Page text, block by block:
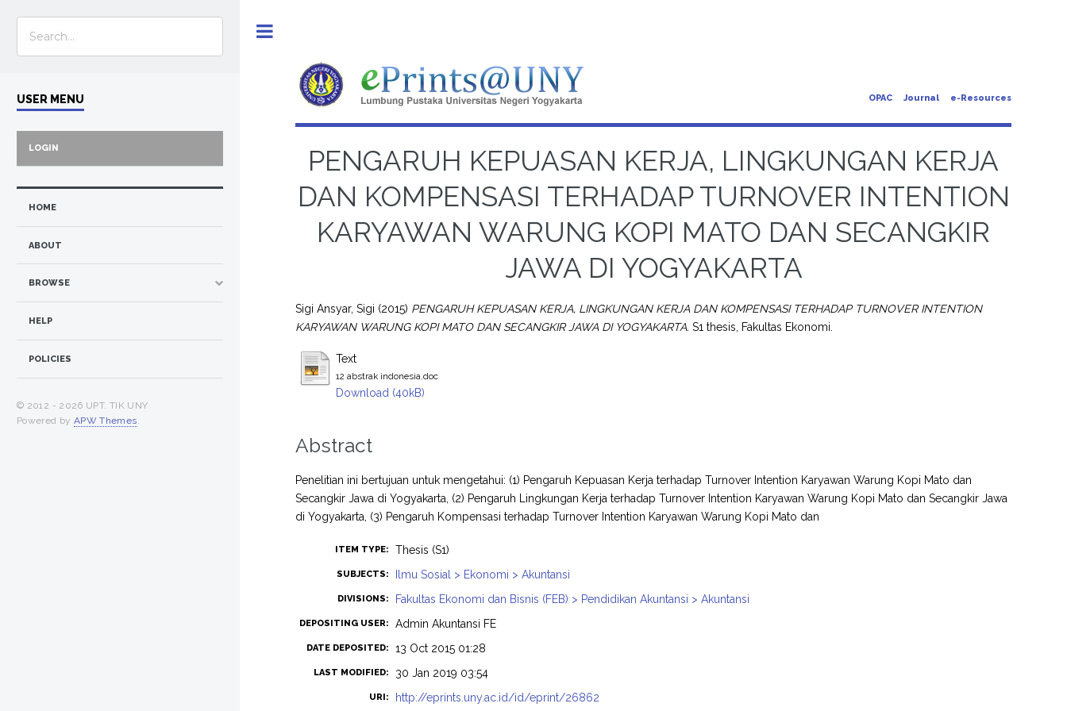
OPAC Journal e-Resources
PENGARUH KEPUASAN KERJA, LINGKUNGAN KERJA
DAN KOMPENSASI TERHADAP TURNOVER INTENTION
KARYAWAN WARUNG KOPI MATO DAN SECANGKIR
JAWA DI YOGYAKARTA
Sigi Ansyar, Sigi (2015) PENGARUH KEPUASAN KERJA, LINGKUNGAN KERJA DAN KOMPENSASI TERHADAP TURNOVER INTENTION
KARYAWAN WARUNG KOPI MATO DAN SECANGKIR JAWA DI YOGYAKARTA. S1 thesis, Fakultas Ekonomi.
Text
12 abstrak indonesia.doc
Download (40kB)
Abstract
Penelitian ini bertujuan untuk mengetahui: (1) Pengaruh Kepuasan Kerja terhadap Turnover Intention Karyawan Warung Kopi Mato dan
Secangkir Jawa di Yogyakarta, (2) Pengaruh Lingkungan Kerja terhadap Turnover Intention Karyawan Warung Kopi Mato dan Secangkir Jawa
di Yogyakarta, (3) Pengaruh Kompensasi terhadap Turnover Intention Karyawan Warung Kopi Mato dan
ITEM TYPE: Thesis (S1)
SUBJECTS: Ilmu Sosial > Ekonomi > Akuntansi
DIVISIONS: Fakultas Ekonomi dan Bisnis (FEB) > Pendidikan Akuntansi > Akuntansi
DEPOSITING USER: Admin Akuntansi FE
DATE DEPOSITED: 13 Oct 2015 01:28
LAST MODIFIED: 30 Jan 2019 03:54
URI: http://eprints.uny.ac.id/id/eprint/26862
USER MENU
LOGIN
HOME
ABOUT
BROWSE
HELP
POLICIES
© 2012 - 2026 UPT. TIK UNY
Powered by APW Themes